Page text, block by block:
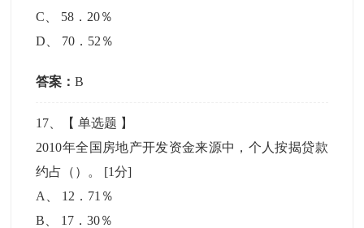
C
58．20％
D
70．52％
答案：B
17 、【单选题 】
2010年全国房地产开发资金来源中，个人按揭贷款
约占（）。 [1分]
A
12．71％
B
17．30％